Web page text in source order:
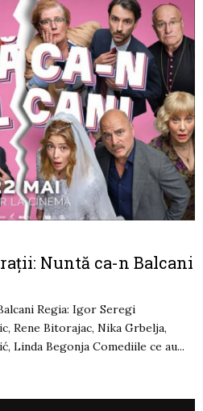
Nuntă ca-n Balcani
Regia: Igor Seregi
Rene Bitorajac, Nika Grbelja,
Linda Begonja Comediile ce au...